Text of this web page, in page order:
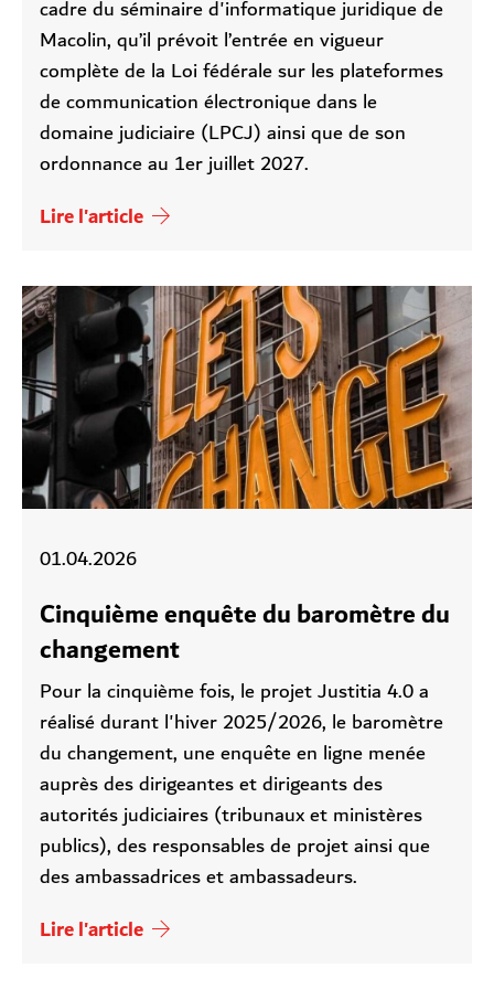
cadre du séminaire d'informatique juridique de
Macolin, qu’il prévoit l’entrée en vigueur
complète de la Loi fédérale sur les plateformes
de communication électronique dans le
domaine judiciaire (LPCJ) ainsi que de son
ordonnance au 1er juillet 2027.
Lire l'article
01.04.2026
Cinquième enquête du baromètre du
changement
Pour la cinquième fois, le projet Justitia 4.0 a
réalisé durant l'hiver 2025/2026, le baromètre
du changement, une enquête en ligne menée
auprès des dirigeantes et dirigeants des
autorités judiciaires (tribunaux et ministères
publics), des responsables de projet ainsi que
des ambassadrices et ambassadeurs.
Lire l'article